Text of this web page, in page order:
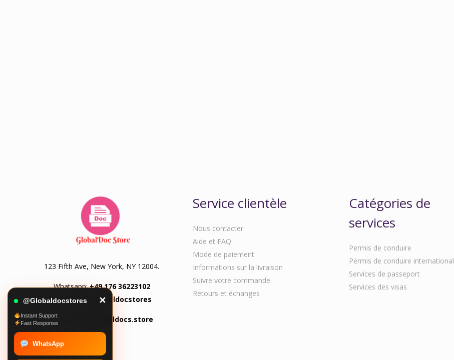
123 Fifth Ave, New York, NY 12004.
Whatsapp:+49 176 36223102
Telegram:@Globaldocstores
Email: info@globaldocs.store
Service clientèle
Nous contacter
Aide et FAQ
Mode de paiement
Informations sur la livraison
Suivre votre commande
Retours et échanges
Catégories de
services
Permis de conduire
Permis de conduire international
Services de passeport
Services des visas
@Globaldocstores ✕
Instant Support
Fast Response
WhatsApp